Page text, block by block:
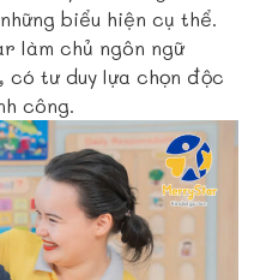
biểu hiện cụ thể.
làm chủ ngôn ngữ
tư duy lựa chọn độc
công.